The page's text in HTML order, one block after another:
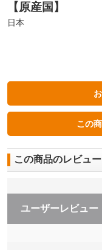
【原産国】
日本
この商品のレビュー
ユーザーレビュー